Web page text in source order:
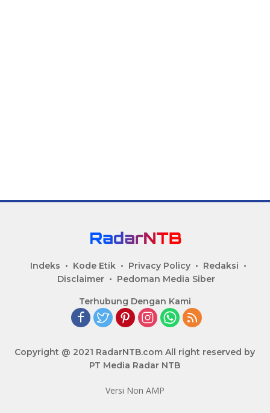
Indeks Kode Etik Privacy Policy
Redaksi
Disclaimer
Pedoman Media Siber
Terhubung Dengan Kami
Copyright @ 2021 RadarNTB.com All right reserved by
PT Media Radar NTB
Versi Non AMP